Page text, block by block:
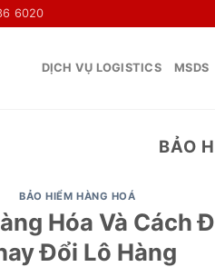
6020
DỊCH VỤ LOGISTICS MSDS
BẢO
BẢO HIỂM HÀNG HOÁ
Hóa Và Cách
Đổi Lô Hàng